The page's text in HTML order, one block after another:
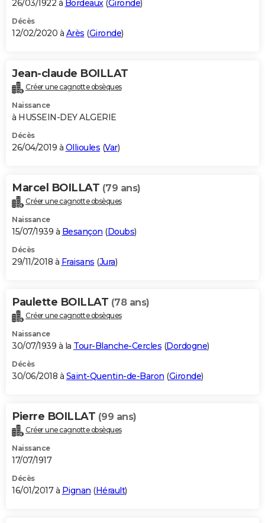
26/03/1922 à Bordeaux(Gironde)
Décès
12/02/2020 à Arès (Gironde)
Jean-claude BOILLAT
Créer une cagnotte obsèques
Naissance
à HUSSEIN-DEY ALGERIE
Décès
26/04/2019 à Ollioules (Var)
Marcel BOILLAT (79 ans)
Créer une cagnotte obsèques
Naissance
15/07/1939 à Besançon (Doubs)
Décès
29/11/2018 à Fraisans (Jura)
Paulette BOILLAT (78 ans)
Créer une cagnotte obsèques
Naissance
30/07/1939 à la Tour-Blanche-Cercles (Dordogne)
Décès
30/06/2018 à Saint-Quentin-de-Baron (Gironde)
Pierre BOILLAT (99 ans)
Créer une cagnotte obsèques
Naissance
17/07/1917
Décès
16/01/2017 à Pignan (Hérault)